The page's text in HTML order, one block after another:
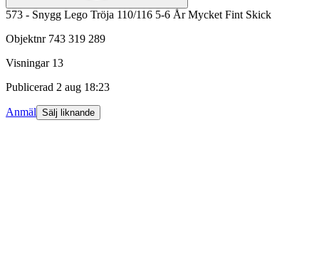
573 - Snygg Lego Tröja 110/116 5-6 År Mycket Fint Skick
Objektnr 743 319 289
Visningar 13
Publicerad 2 aug 18:23
Anmäl Sälj liknande